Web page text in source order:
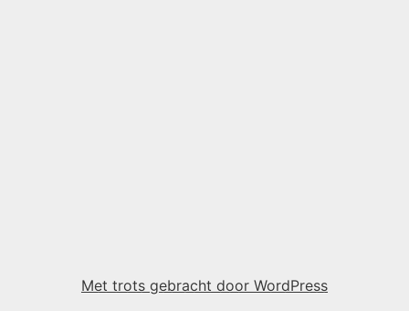
Met trots gebracht door WordPress